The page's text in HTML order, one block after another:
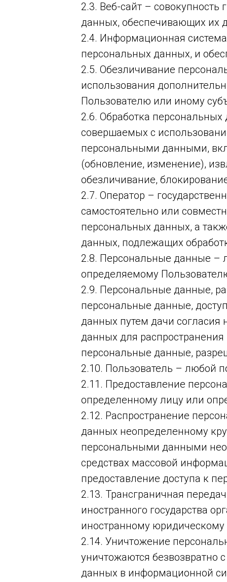
2.3. Веб-сайт –
данных, обеспечивающих их
2.4. Информационная
персональных данных, и
2.5. Обезличивание
использования
Пользователю или иному
2.6. Обработка
совершаемых с
персональными данными,
(обновление, изменение),
обезличивание,
2.7. Оператор –
самостоятельно или
персональных данных, а
данных, подлежащих
2.8. Персональные данные –
определяемому
2.9. Персональные данные,
персональные данные,
данных путем дачи согласия
данных для
персональные данные,
2.10. Пользователь – любой
2.11. Предоставление
определенному лицу или
2.12. Распространение
данных неопределенному
персональными данными
средствах массовой
предоставление доступа к
2.13. Трансграничная
иностранного государства
иностранному юридическому
2.14. Уничтожение
уничтожаются безвозвратно
данных в информационной